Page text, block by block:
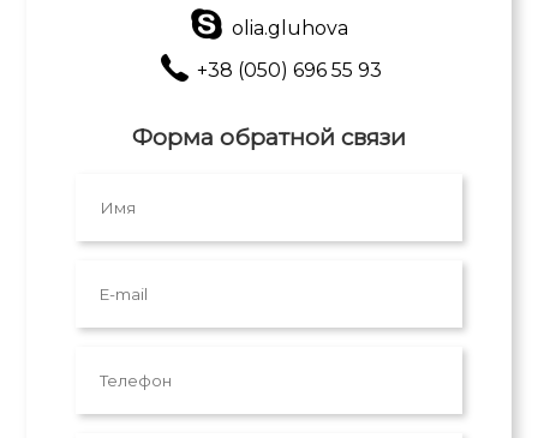
olia.gluhova
+38 (050) 696 55 93
Форма обратной связи